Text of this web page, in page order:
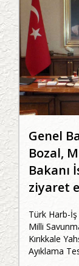
Genel
Bozal,
Bakanı
ziyaret
Türk Harb-İş
Milli
Kırıkkale
Ayıklama